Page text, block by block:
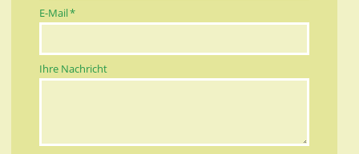
Pflichtfeld
E-Mail*
Ihre Nachricht